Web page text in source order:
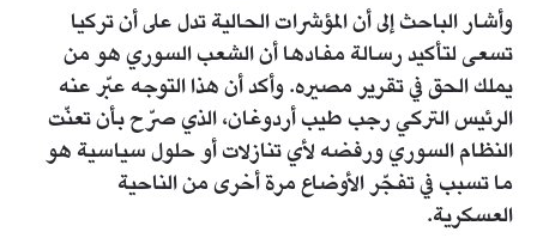
وأشار الباحث إلى أن المؤشرات الحالية تدل على أن تركيا
تسعى لتأكيد رسالة مفادها أن الشعب السوري هو من
يملك الحق في تقرير مصيره. وأكد أن هذا التوجه عبّر عنه
الرئيس التركي رجب طيب أردوغان، الذي صرّح بأن تعنّت
النظام السوري ورفضه لأي تنازلات أو حلول سياسية هو
ما تسبب في تفجّر الأوضاع مرة أخرى من الناحية
العسكرية.